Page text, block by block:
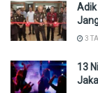
3
13